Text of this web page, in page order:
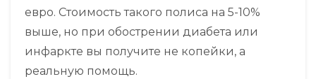
евро. Стоимость такого полиса на 5-10%
выше, но при обострении диабета или
инфаркте вы получите не копейки, а
реальную помощь.